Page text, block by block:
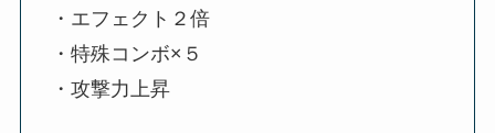
・エフェクト２倍
・特殊コンボ×５
・攻撃力上昇